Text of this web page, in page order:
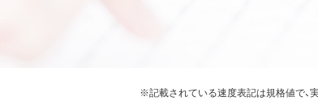
※記載されている速度表記は規格値で、